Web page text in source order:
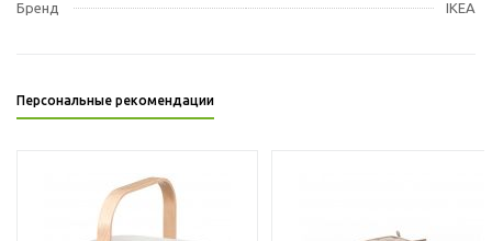
Бренд IKEA
Персональные рекомендации